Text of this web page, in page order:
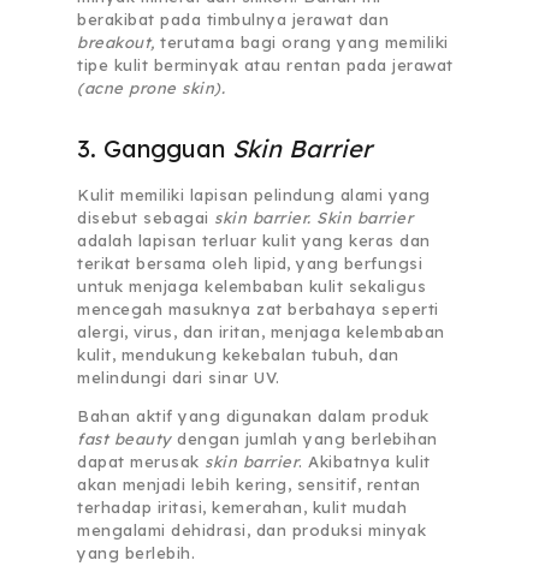
berakibat pada timbulnya jerawat dan
breakout, terutama bagi orang yang memiliki
tipe kulit berminyak atau rentan pada jerawat
(acne prone skin).
3. Gangguan Skin Barrier
Kulit memiliki lapisan pelindung alami yang
disebut sebagai skin barrier. Skin barrier
adalah lapisan terluar kulit yang keras dan
terikat bersama oleh lipid, yang berfungsi
untuk menjaga kelembaban kulit sekaligus
mencegah masuknya zat berbahaya seperti
alergi, virus, dan iritan, menjaga kelembaban
kulit, mendukung kekebalan tubuh, dan
melindungi dari sinar UV.
Bahan aktif yang digunakan dalam produk
fast beautydengan jumlah yang berlebihan
dapat merusak skin barrier. Akibatnya kulit
akan menjadi lebih kering, sensitif, rentan
terhadap iritasi, kemerahan, kulit mudah
mengalami dehidrasi, dan produksi minyak
yang berlebih.